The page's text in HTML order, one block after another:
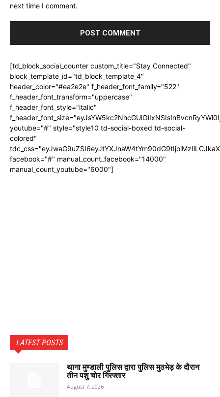
next time I comment.
[td_block_social_counter custom_title="Stay Connected"
block_template_id="td_block_template_4"
header_color="#ea2e2e" f_header_font_family="522"
f_header_font_transform="uppercase"
f_header_font_style="italic"
youtube="#" style="style10 td-social-boxed td-social-
colored"
facebook="#" manual_count_facebook="14000"
manual_count_youtube="6000"]
LATEST POSTS
थाना मुण्डाली पुलिस द्वारा पुलिस मुठभेड़ के दौरान
तीन पशु चोर गिरफ्तार
August 7, 2026